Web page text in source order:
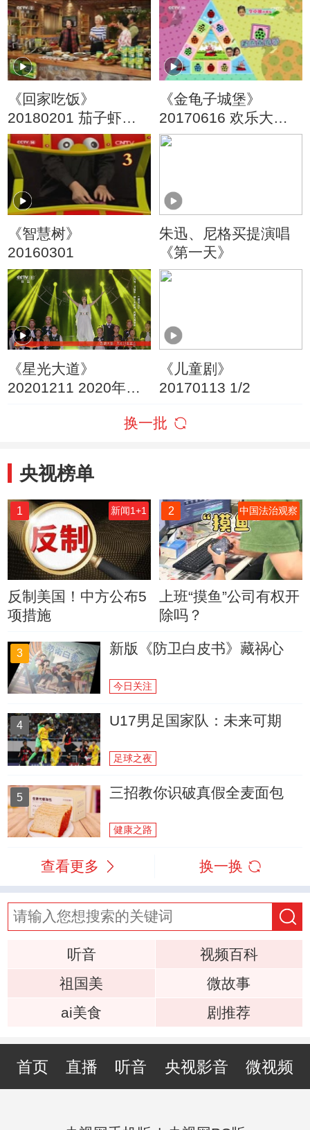
《回家吃饭》
20180201 茄子虾皮
粉丝 文楼涨蛋
《金龟子城堡》
20170616 欢乐大地
图
《智慧树》
20160301
朱迅、尼格买提演唱
《第一天》
《星光大道》
20201211 2020年度
《儿童剧》
20170113 1/2
换一批
央视榜单
1 新闻1+1
反制美国！中方公布5
项措施
2 中国法治观察
上班“摸鱼”公司有权开
除吗？
3 新版《防卫白皮书》藏祸心
今日关注
4 U17男足国家队：未来可期
足球之夜
5 三招教你识破真假全麦面包
健康之路
查看更多 换一换
听音
视频百科
祖国美
微故事
ai美食
剧推荐
首页 直播 听音 央视影音 微视频